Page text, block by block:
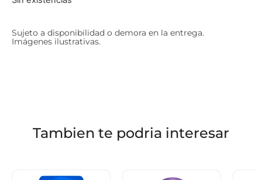
Sujeto a disponibilidad o demora en la entrega.
Imágenes ilustrativas.
Tambien te podria interesar